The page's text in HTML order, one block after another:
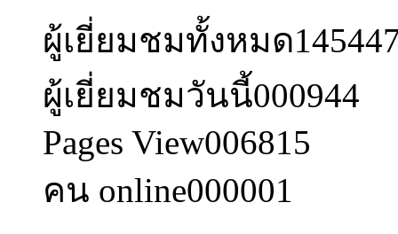
ผู้เยี่ยมชมทั้งหมด
ผู้เยี่ยมชมวันนี้000944
Pages View006815
คน online000001